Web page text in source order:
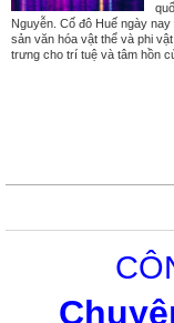
Nguyễn. Cố đô Huế ngày
sản văn hóa vật thể và phi
trưng cho trí tuệ và tâm hồn